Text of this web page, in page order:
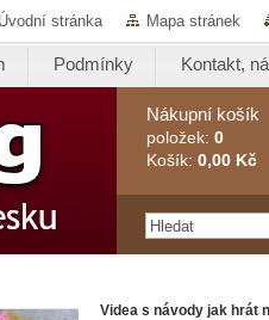
Úvodní stránka Mapa stránek
Podmínky Kontakt,
Nákupní košík
položek: 0
Košík: 0,00 Kč
Videa s návody jak hrát